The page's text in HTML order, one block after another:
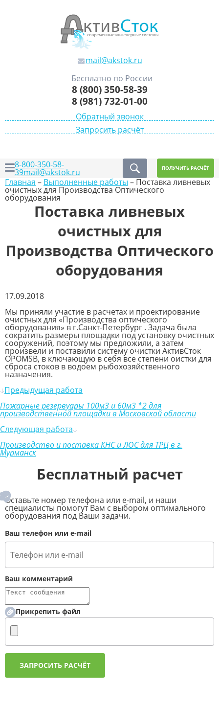
mail@akstok.ru
Бесплатно по России
8 (800) 350-58-39
8 (981) 732-01-00
Обратный звонок
Запросить расчёт
8-800-350-58-
39mail@akstok.ru ПОЛУЧИТЬ РАСЧЁТ
Главная – Выполненные работы – Поставка ливневых
очистных для Производства Оптического
оборудования
Поставка ливневых
очистных для
Производства Оптического
оборудования
17.09.2018
Мы приняли участие в расчетах и проектирование
очистных для «Производства оптического
оборудования» в г.Санкт-Петербург . Задача была
сократить размеры площадки под установку очистных
сооружений, поэтому мы предложили, а затем
произвели и поставили систему очистки АктивСток
OPOMSB, в ключающую в себя все степени оистки для
сброса стоков в водоем рыбохозяйственного
назначения.
Предыдущая работа
Пожарные резервуары 100м3 и 60м3 *2 для
производственной площадки в Московской области
Следующая работа
Производство и поставка КНС и ЛОС для ТРЦ в г.
Мурманск
Бесплатный расчет
Оставьте номер телефона или e-mail, и наши
специалисты помогут Вам с выбором оптимального
оборудования под Ваши задачи.
Ваш телефон или e-mail
Ваш комментарий
Прикрепить файл
ЗАПРОСИТЬ РАСЧЁТ